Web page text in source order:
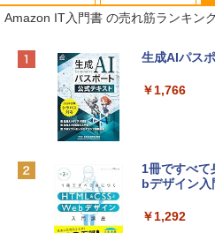
Apple 2026
e
￥119,800
tomtoc 360°
Robloxギフ
インゲーム
Robloxギフ
インゲーム
Amazon IT入門書 の売れ筋ランキン
生成AIパス
￥1,766
1冊ですべ
bデザイン入
￥1,292